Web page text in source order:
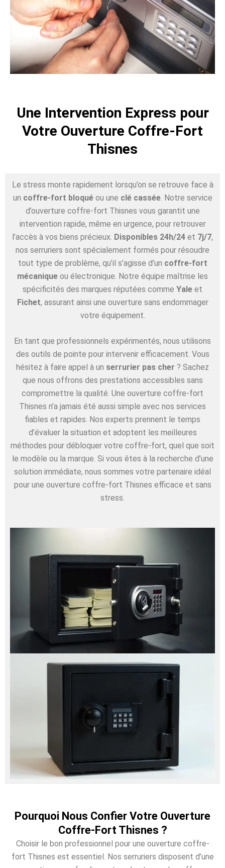
Une Intervention Express pour
Votre Ouverture Coffre-Fort
Thisnes
Le stress monte rapidement lorsqu’on se retrouve face à
un coffre-fort bloquéou une clé cassée. Notre service
d’ouverture coffre-fort Thisnes vous garantit une
intervention rapide, même en urgence, pour retrouver
l’accès à vos biens précieux. Disponibles 24h/24 et 7j/7,
nos serruriers sont spécialement formés pour résoudre
tout type de problème, qu’il s’agisse d’un coffre-fort
mécanique ou électronique. Notre équipe maîtrise les
spécificités des marques réputées comme Yale et
Fichet, assurant ainsi une ouverture sans endommager
votre équipement.
En tant que professionnels expérimentés, nous utilisons
des outils de pointe pour intervenir efficacement. Vous
hésitez à faire appel à un serrurier pas cher ? Sachez
que nous offrons des prestations accessibles sans
compromettre la qualité. Une ouverture coffre-fort
Thisnes n’a jamais été aussi simple avec nos services
fiables et rapides. Nos experts prennent le temps
d’évaluer la situation et adoptent les meilleures
méthodes pour débloquer votre coffre-fort, quel que soit
le modèle ou la marque. Si vous êtes à la recherche d’une
solution immédiate, nous sommes votre partenaire idéal
pour une ouverture coffre-fort Thisnes efficace et sans
stress.
Pourquoi Nous Confier Votre Ouverture
Coffre-Fort Thisnes ?
Choisir le bon professionnel pour une ouverture coffre-
fort Thisnes est essentiel. Nos serruriers disposent d’une